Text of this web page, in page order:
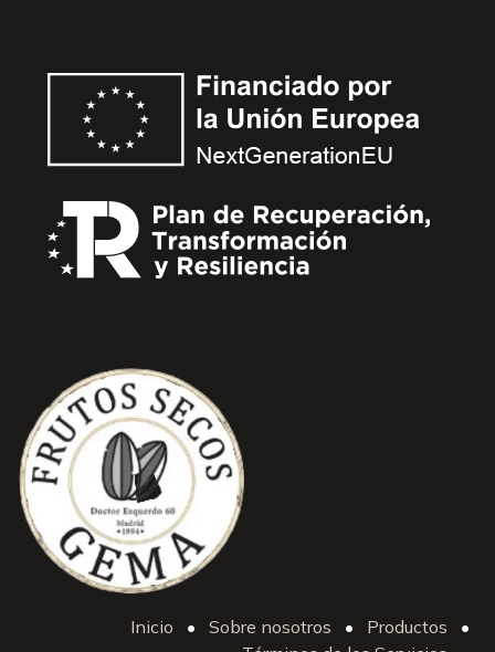
Inicio • Sobre nosotros • Productos
•